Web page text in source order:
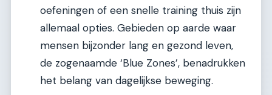
oefeningen of een snelle training thuis zijn
allemaal opties. Gebieden op aarde waar
mensen bijzonder lang en gezond leven,
de zogenaamde ‘Blue Zones’, benadrukken
het belang van dagelijkse beweging.